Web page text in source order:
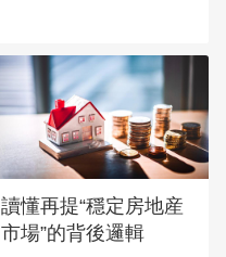
讀懂再提“穩定房地産
市場”的背後邏輯